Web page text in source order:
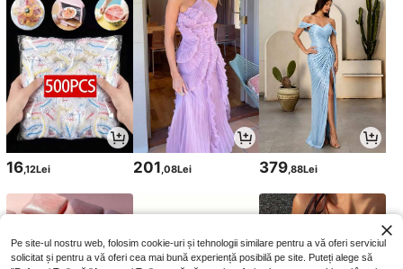
16,12Lei 201 ,08Lei 379 ,88Lei
Pe site-ul nostru web, folosim cookie-uri și tehnologii similare pentru a vă oferi serviciul
solicitat și pentru a vă oferi cea mai bună experiență posibilă pe site. Puteți alege să